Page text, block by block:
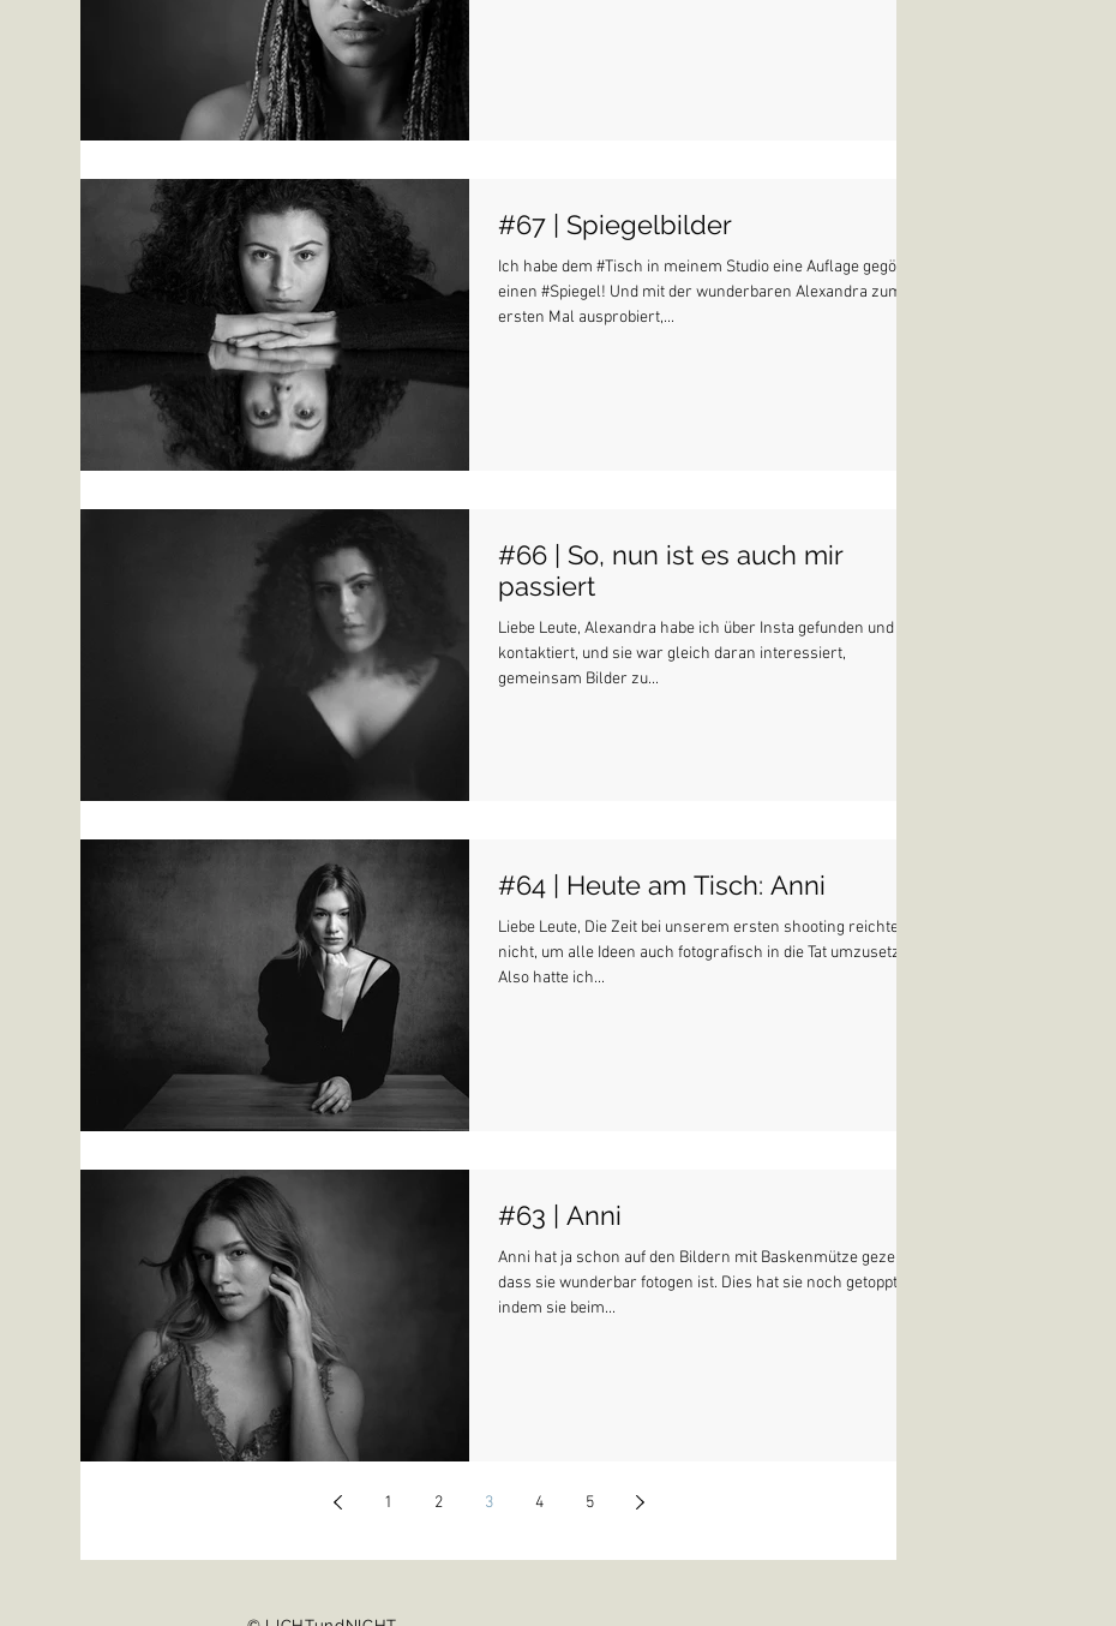
#67 | Spiegelbilder
Ich habe dem #Tisch in meinem Studio eine Auflage gegönnt,
einen #Spiegel! Und mit der wunderbaren Alexandra zum
ersten Mal ausprobiert,...
#66 | So, nun ist es auch mir
passiert
Liebe Leute, Alexandra habe ich über Insta gefunden und
kontaktiert, und sie war gleich daran interessiert,
gemeinsam Bilder zu...
#64 | Heute am Tisch: Anni
Liebe Leute, Die Zeit bei unserem ersten shooting reichte
nicht, um alle Ideen auch fotografisch in die Tat umzusetzen.
Also hatte ich...
#63 | Anni
Anni hat ja schon auf den Bildern mit Baskenmütze gezeigt,
dass sie wunderbar fotogen ist. Dies hat sie noch getoppt,
indem sie beim...
1 2 3 4 5